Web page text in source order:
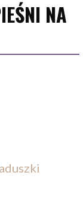
NA